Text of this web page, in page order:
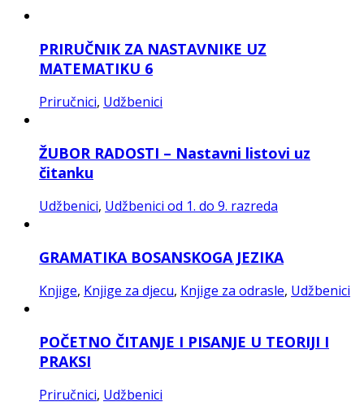
PRIRUČNIK ZA NASTAVNIKE UZ
MATEMATIKU 6
Priručnici, Udžbenici
ŽUBOR RADOSTI – Nastavni listovi uz
čitanku
Udžbenici, Udžbenici od 1. do 9. razreda
GRAMATIKA BOSANSKOGA JEZIKA
Knjige, Knjige za djecu, Knjige za odrasle, Udžbenici
POČETNO ČITANJE I PISANJE U TEORIJI I
PRAKSI
Priručnici, Udžbenici